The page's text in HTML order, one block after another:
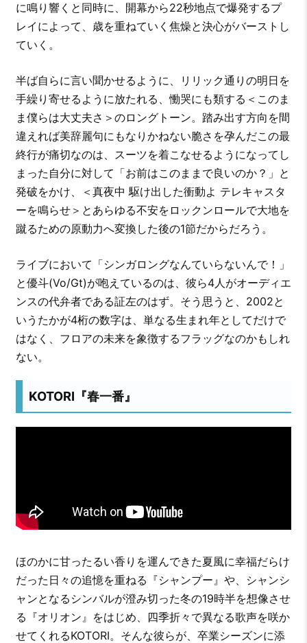
に鳴り響くと同時に、開幕から22秒地点で爆発するプ
レイによって、歳を重ねていく焦燥と決心がバーストし
ていく。
半ば自らに言い聞かせるように、リリック通りの明日を
手繰り寄せるように放たれる、慟哭にも類する＜このま
ま僕らは大丈夫さ＞のロングトーン。踏み出す方向を間
違えれば美辞麗句にもなりかねない脆さを孕んだこの最
終行が痛切なのは、スーツを着こなせるようになってし
まった自分に対して「お前はこのままで良いのか？」と
発破をかけ、＜真夜中 駆け出した衝動よ テレキャスタ
ーを鳴らせ＞とあらゆる不安をロックンロールで大地を
蹴るための原動力へ変換した後の1節だからだろう。
ライブにおいて「シンガロングなんていらないんで！」
と優斗(Vo/Gt)が咆えているのは、彼ら4人がオーディエ
ンスの代弁者である証左のはず。そう思うと、2002と
いうたかが4桁の数字は、単なる生まれ年としてだけで
はなく、フロアの未来を象徴するフラッグなのかもしれ
ない。
KOTORI『春一番』
ほのかに甘ったるい香りを運んできた夏風に幸福だらけ
だった日々の追憶を重ねる『シャンプー』や、シャンシ
ャンとなるシンバルが澄み切った冬の19時半を想像させ
る『オリオン』をはじめ、四季折々で異なる歌声を咲か
せてくれるKOTORI。そんな彼らが、卒業シーズンに添